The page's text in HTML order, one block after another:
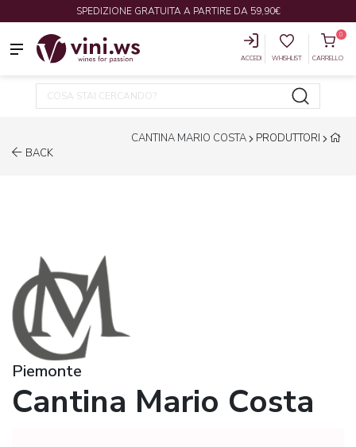
SPEDIZIONE GRATUITA A PARTIRE DA 59,90€
ACCEDI WHISHLIST
0
CARRELLO
BACK
CANTINA MARIO COSTA PRODUTTORI
Piemonte
Cantina Mario Costa